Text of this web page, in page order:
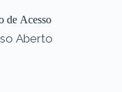
de Acesso
Aberto